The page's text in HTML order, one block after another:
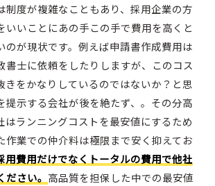
制度が複雑なこともあり、採用企業の方
いいことにあの手この手で費用を高くと
のが現状です。例えば申請書作成費用は
書士に依頼をしたりしますが、このコス
きをかなりしているのではないか？と思
提示する会社が後を絶たず、。その分高
はランニングコストを最安値にするため
作業での仲介料は極限まで安く抑えてお
用費用だけでなくトータルの費用で他社
さい。 高品質を担保した中での最安値